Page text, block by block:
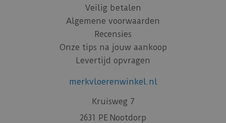
Veilig betalen
Algemene voorwaarden
Recensies
Onze tips na jouw aankoop
Levertijd opvragen
merkvloerenwinkel.nl
Kruisweg 7
2631 PE Nootdorp